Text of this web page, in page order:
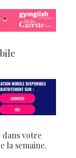
dans votre
la semaine.